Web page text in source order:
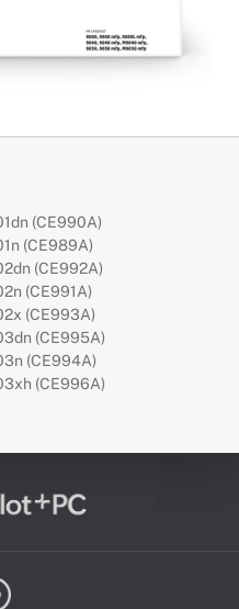
(CE990A)
(CE989A)
(CE992A)
(CE991A)
(CE993A)
(CE995A)
(CE994A)
(CE996A)